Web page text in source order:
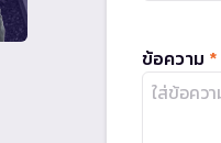
ข้อความ *